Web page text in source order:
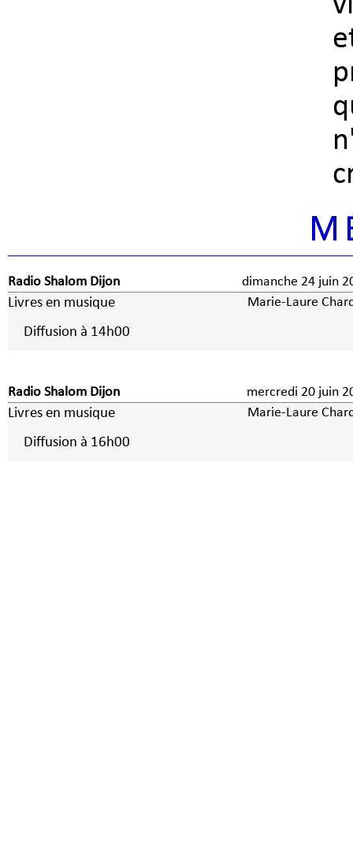
Radio Shalom Dijon dimanche 24 juin
Livres en musique Marie-Laure
Diffusion à 14h00
Radio Shalom Dijon mercredi 20 juin
Livres en musique Marie-Laure
Diffusion à 16h00